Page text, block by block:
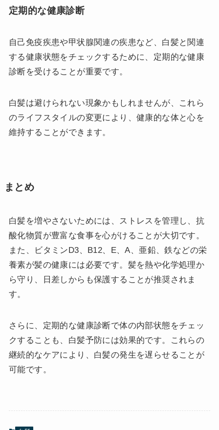
定期的な健康診断
自己免疫疾患や甲状腺関連の疾患など、白髪と関連
する健康状態をチェックするために、定期的な健康
診断を受けることが重要です。
白髪は避けられない現象かもしれませんが、これら
のライフスタイルの変更により、健康的な体と心を
維持することができます。
まとめ
白髪を増やさないためには、ストレスを管理し、抗
酸化物質が豊富な食事を心がけることが大切です。
また、ビタミンD3、B12、E、A、亜鉛、鉄などの栄
養素が髪の健康には必要です。髪を熱や化学処理か
ら守り、日差しからも保護することが推奨されま
す。
さらに、定期的な健康診断で体の内部状態をチェッ
クすることも、白髪予防には効果的です。これらの
継続的なケアにより、白髪の発生を遅らせることが
可能です。